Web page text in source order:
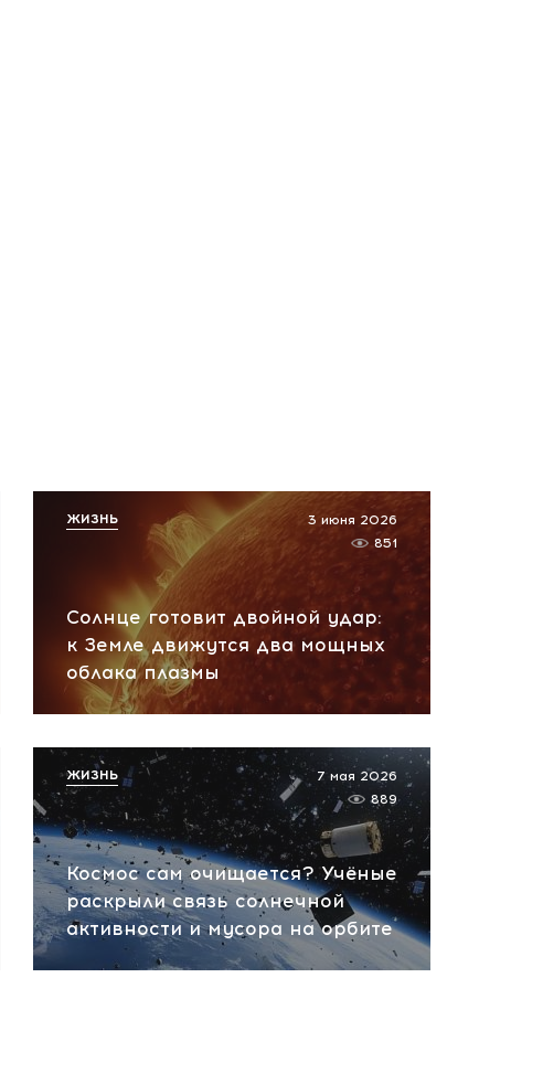
Солнце готовит двойной удар:
к Земле движутся два мощных
облака плазмы
3 июня 2026
851
ЖИЗНЬ
Космос сам очищается? Учёные
раскрыли связь солнечной
активности и мусора на орбите
7 мая 2026
889
ЖИЗНЬ